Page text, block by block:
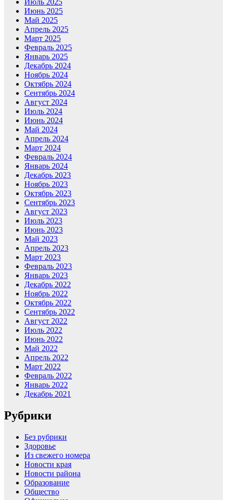
Июль 2025
Июнь 2025
Май 2025
Апрель 2025
Март 2025
Февраль 2025
Январь 2025
Декабрь 2024
Ноябрь 2024
Октябрь 2024
Сентябрь 2024
Август 2024
Июль 2024
Июнь 2024
Май 2024
Апрель 2024
Март 2024
Февраль 2024
Январь 2024
Декабрь 2023
Ноябрь 2023
Октябрь 2023
Сентябрь 2023
Август 2023
Июль 2023
Июнь 2023
Май 2023
Апрель 2023
Март 2023
Февраль 2023
Январь 2023
Декабрь 2022
Ноябрь 2022
Октябрь 2022
Сентябрь 2022
Август 2022
Июль 2022
Июнь 2022
Май 2022
Апрель 2022
Март 2022
Февраль 2022
Январь 2022
Декабрь 2021
Рубрики
Без рубрики
Здоровье
Из свежего номера
Новости края
Новости района
Образование
Общество